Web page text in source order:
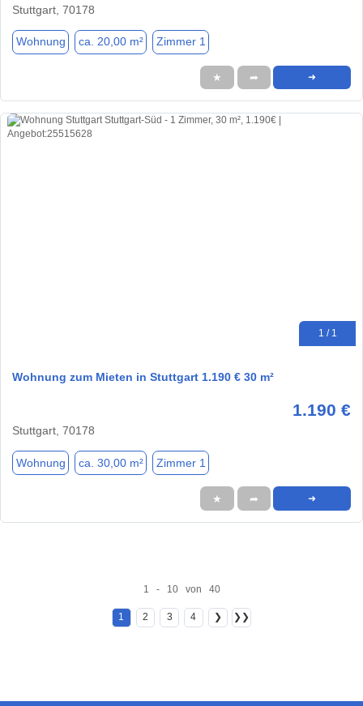
Stuttgart, 70178
Wohnung ca. 20,00 m² Zimmer 1
★ ➦ ➜
1 / 1
Wohnung zum Mieten in Stuttgart 1.190 € 30 m²
1.190 €
Stuttgart, 70178
Wohnung ca. 30,00 m² Zimmer 1
★ ➦ ➜
1 - 10 von 40
1 2 3 4 ❯ ❯❯